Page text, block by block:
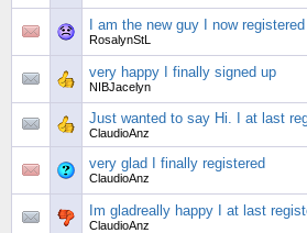
I am the new guy I now registered
RosalynStL
very happy I finally signed up
NIBJacelyn
Just wanted to say Hi. I at last
ClaudioAnz
very glad I finally registered
ClaudioAnz
Im gladreally happy I at last
ClaudioAnz